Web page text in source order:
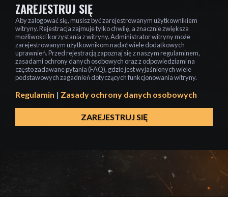
ZAREJESTRUJ SIĘ
Aby zalogować się, musisz być zarejestrowanym użytkownikiem
witryny. Rejestracja zajmuje tylko chwilę, a znacznie zwiększa
możliwości korzystania z witryny. Administrator witryny może
zarejestrowanym użytkownikom nadać wiele dodatkowych
uprawnień. Przed rejestracją zapoznaj się z naszym regulaminem,
zasadami ochrony danych osobowych oraz z odpowiedziami na
często zadawane pytania (FAQ), gdzie jest wyjaśnionych wiele
podstawowych zagadnień dotyczących funkcjonowania witryny.
Regulamin | Zasady ochrony danych osobowych
ZAREJESTRUJ SIĘ